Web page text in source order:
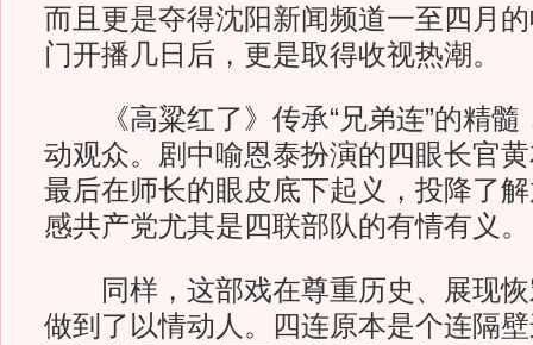
而且更是夺得沈阳新闻频道一至四月
门开播几日后，更是取得收视热潮。
《高粱红了》传承“兄弟连”的精髓
动观众。剧中喻恩泰扮演的四眼长官
最后在师长的眼皮底下起义，投降了
感共产党尤其是四联部队的有情有义。
同样，这部戏在尊重历史、展现恢
做到了以情动人。四连原本是个连隔